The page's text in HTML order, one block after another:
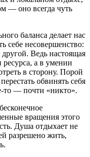
— оно всегда чуть
баланса делает нас
себе несовершенство:
Ведь настоящая
а в умении
в сторону. Порой
обвинять себя
то — почти «никто».
вращения этого
Душа отдыхает не
разрешено жить,